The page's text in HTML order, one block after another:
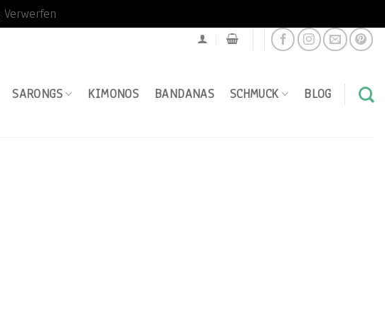
Verwerfen
SARONGS KIMONOS BANDANAS SCHMUCK BLOG